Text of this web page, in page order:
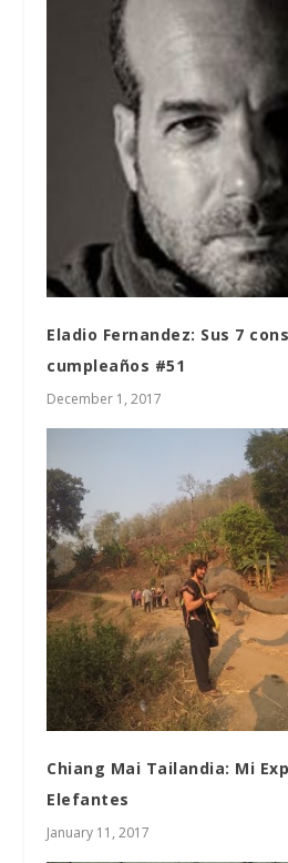
Eladio Fernandez: Sus 7
cumpleaños #51
December 1, 2017
Chiang Mai Tailandia: Mi
Elefantes
January 11, 2017